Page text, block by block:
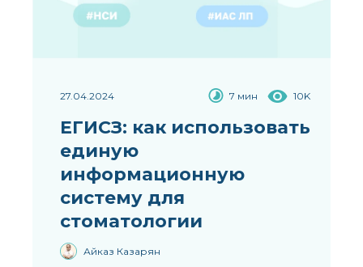
27.04.2024 7 мин 10K
ЕГИСЗ: как использовать
единую
информационную
систему для
стоматологии
Айказ Казарян